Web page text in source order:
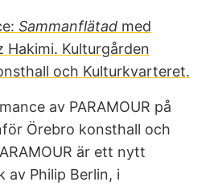
Sammanflätad med
Hakimi. Kulturgården
och Kulturkvarteret.
av PARAMOUR på
Örebro konsthall och
är ett nytt
av Philip Berlin, i